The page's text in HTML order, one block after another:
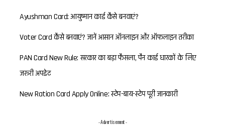
Ayushman Card: आयुष्मान कार्ड कैसे बनवाएं?
Voter Card कैसे बनवाएं? जानें आसान ऑनलाइन और ऑफलाइन तरीका
PAN Card New Rule: सरकार का बड़ा फैसला, पैन कार्ड धारकों के लिए
जरूरी अपडेट
New Ration Card Apply Online: स्टेप-बाय-स्टेप पूरी जानकारी
- Advertisement -